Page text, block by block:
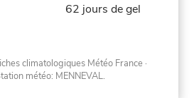
62 jours de gel
climatologiques Météo France ·
météo: MENNEVAL.